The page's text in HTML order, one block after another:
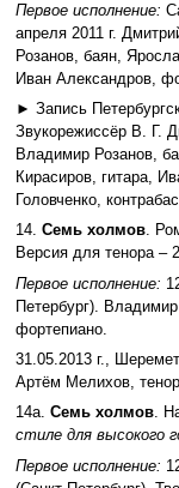
Первое исполнение:
апреля 2011 г.
Розанов, баян,
Иван Александров,
► Запись
Звукорежиссёр В. Г.
Владимир Розанов,
Кирасиров, гитара,
Головченко,
14. Семь холмов.
Версия для тенора –
Первое исполнение:
Петербург).
фортепиано.
31.05.2013 г.,
Артём Мелихов,
14а. Семь холмов.
стиле для высокого
Первое исполнение: